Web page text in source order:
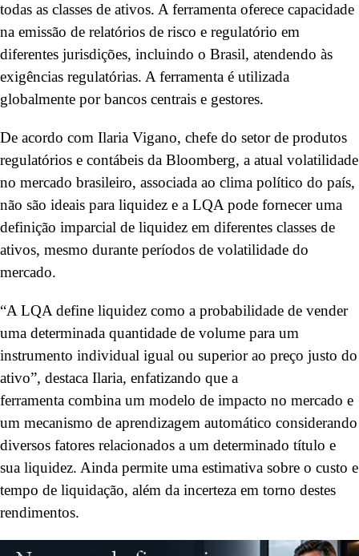
todas as classes de ativos. A ferramenta oferece capacidade
na emissão de relatórios de risco e regulatório em
diferentes jurisdições, incluindo o Brasil, atendendo às
exigências regulatórias. A ferramenta é utilizada
globalmente por bancos centrais e gestores.
De acordo com Ilaria Vigano, chefe do setor de produtos
regulatórios e contábeis da Bloomberg, a atual volatilidade
no mercado brasileiro, associada ao clima político do país,
não são ideais para liquidez e a LQA pode fornecer uma
definição imparcial de liquidez em diferentes classes de
ativos, mesmo durante períodos de volatilidade do
mercado.
“A LQA define liquidez como a probabilidade de vender
uma determinada quantidade de volume para um
instrumento individual igual ou superior ao preço justo do
ativo”, destaca Ilaria, enfatizando que a
ferramenta combina um modelo de impacto no mercado e
um mecanismo de aprendizagem automático considerando
diversos fatores relacionados a um determinado título e
sua liquidez. Ainda permite uma estimativa sobre o custo e
tempo de liquidação, além da incerteza em torno destes
rendimentos.